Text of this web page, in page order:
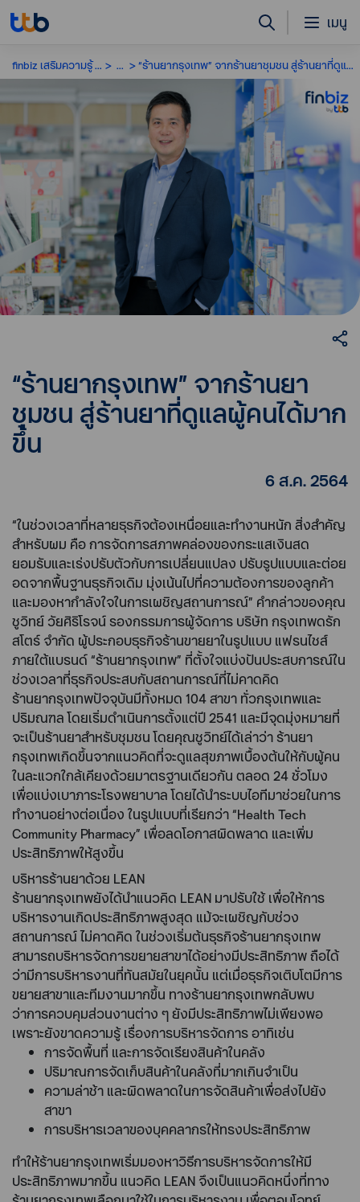
เมนู
finbiz เสริมความรู้ SME ... “ร้านยากรุงเทพ” จากร้านยาชุมชน สู่ร้านยาที่ดูแลผู้คนได้มากขึ้น
“ร้านยากรุงเทพ” จากร้านยา
ชุมชน สู่ร้านยาที่ดูแลผู้คนได้มาก
ขึ้น
6 ส.ค. 2564
“ในช่วงเวลาที่หลายธุรกิจต้องเหนื่อยและทำงานหนัก สิ่งสำคัญ
สำหรับผม คือ การจัดการสภาพคล่องของกระแสเงินสด
ยอมรับและเร่งปรับตัวกับการเปลี่ยนแปลง ปรับรูปแบบและต่อย
อดจากพื้นฐานธุรกิจเดิม มุ่งเน้นไปที่ความต้องการของลูกค้า
และมองหากำลังใจในการเผชิญสถานการณ์” คำกล่าวของคุณ
ชูวิทย์ วัยศิริโรจน์ รองกรรมการผู้จัดการ บริษัท กรุงเทพดรัก
สโตร์ จำกัด ผู้ประกอบธุรกิจร้านขายยาในรูปแบบ แฟรนไชส์
ภายใต้แบรนด์ “ร้านยากรุงเทพ” ที่ตั้งใจแบ่งปันประสบการณ์ใน
ช่วงเวลาที่ธุรกิจประสบกับสถานการณ์ที่ไม่คาดคิด
ร้านยากรุงเทพปัจจุบันมีทั้งหมด 104 สาขา ทั่วกรุงเทพและ
ปริมณฑล โดยเริ่มดำเนินการตั้งแต่ปี 2541 และมีจุดมุ่งหมายที่
จะเป็นร้านยาสำหรับชุมชน โดยคุณชูวิทย์ได้เล่าว่า ร้านยา
กรุงเทพเกิดขึ้นจากแนวคิดที่จะดูแลสุขภาพเบื้องต้นให้กับผู้คน
ในละแวกใกล้เคียงด้วยมาตรฐานเดียวกัน ตลอด 24 ชั่วโมง
เพื่อแบ่งเบาภาระโรงพยาบาล โดยได้นำระบบไอทีมาช่วยในการ
ทำงานอย่างต่อเนื่อง ในรูปแบบที่เรียกว่า “Health Tech
Community Pharmacy” เพื่อลดโอกาสผิดพลาด และเพิ่ม
ประสิทธิภาพให้สูงขึ้น
บริหารร้านยาด้วย LEAN
ร้านยากรุงเทพยังได้นำแนวคิด LEAN มาปรับใช้ เพื่อให้การ
บริหารงานเกิดประสิทธิภาพสูงสุด แม้จะเผชิญกับช่วง
สถานการณ์ ไม่คาดคิด ในช่วงเริ่มต้นธุรกิจร้านยากรุงเทพ
สามารถบริหารจัดการขยายสาขาได้อย่างมีประสิทธิภาพ ถือได้
ว่ามีการบริหารงานที่ทันสมัยในยุคนั้น แต่เมื่อธุรกิจเติบโตมีการ
ขยายสาขาและทีมงานมากขึ้น ทางร้านยากรุงเทพกลับพบ
ว่าการควบคุมส่วนงานต่าง ๆ ยังมีประสิทธิภาพไม่เพียงพอ
เพราะยังขาดความรู้ เรื่องการบริหารจัดการ อาทิเช่น
การจัดพื้นที่ และการจัดเรียงสินค้าในคลัง
ปริมาณการจัดเก็บสินค้าในคลังที่มากเกินจำเป็น
ความล่าช้า และผิดพลาดในการจัดสินค้าเพื่อส่งไปยัง
สาขา
การบริหารเวลาของบุคคลากรให้ทรงประสิทธิภาพ
ทำให้ร้านยากรุงเทพเริ่มมองหาวิธีการบริหารจัดการให้มี
ประสิทธิภาพมากขึ้น แนวคิด LEAN จึงเป็นแนวคิดหนึ่งที่ทาง